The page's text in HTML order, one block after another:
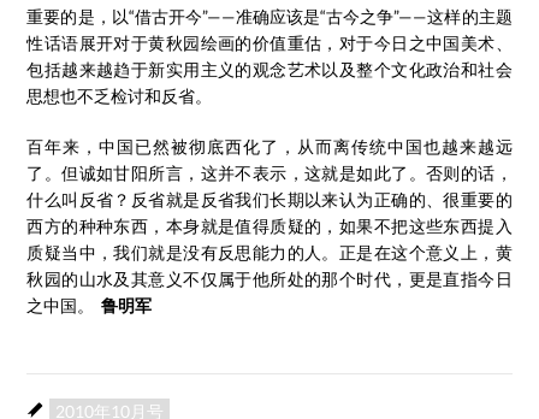
重要的是，以“借古开今”——准确应该是“古今之争”——这样的主题
性话语展开对于黄秋园绘画的价值重估，对于今日之中国美术、
包括越来越趋于新实用主义的观念艺术以及整个文化政治和社会
思想也不乏检讨和反省。
百年来，中国已然被彻底西化了，从而离传统中国也越来越远
了。但诚如甘阳所言，这并不表示，这就是如此了。否则的话，
什么叫反省？反省就是反省我们长期以来认为正确的、很重要的
西方的种种东西，本身就是值得质疑的，如果不把这些东西提入
质疑当中，我们就是没有反思能力的人。正是在这个意义上，黄
秋园的山水及其意义不仅属于他所处的那个时代，更是直指今日
之中国。 鲁明军
2010年10月号